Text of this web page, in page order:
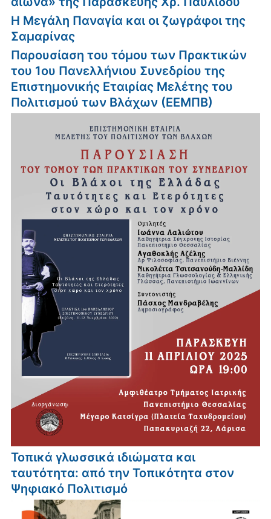
Η Μεγάλη Παναγία και οι ζωγράφοι της
Σαμαρίνας
Παρουσίαση του τόμου των Πρακτικών
του 1ου Πανελλήνιου Συνεδρίου της
Επιστημονικής Εταιρίας Μελέτης του
Πολιτισμού των Βλάχων (ΕΕΜΠΒ)
Τοπικά γλωσσικά ιδιώματα και
ταυτότητα: από την Τοπικότητα στον
Ψηφιακό Πολιτισμό